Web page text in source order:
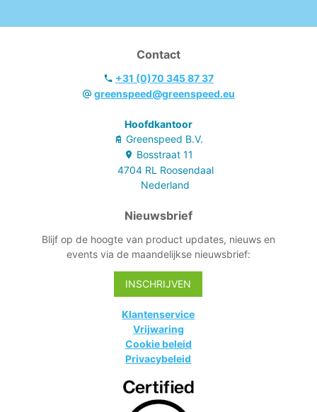
Contact
+31 (0)70 345 87 37
greenspeed@greenspeed.eu
Hoofdkantoor
Greenspeed B.V.
Bosstraat 11
4704 RL Roosendaal
Nederland
Nieuwsbrief
Blijf op de hoogte van product updates, nieuws en
events via de maandelijkse nieuwsbrief:
INSCHRIJVEN
Klantenservice
Vrijwaring
Cookie beleid
Privacybeleid